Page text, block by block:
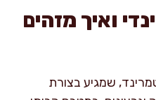
ואיך מזהים
שמגיע בצורת